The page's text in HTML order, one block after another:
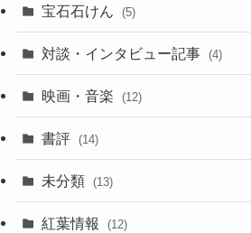
宝石石けん (5)
対談・インタビュー記事 (4)
映画・音楽 (12)
書評 (14)
未分類 (13)
紅葉情報 (12)